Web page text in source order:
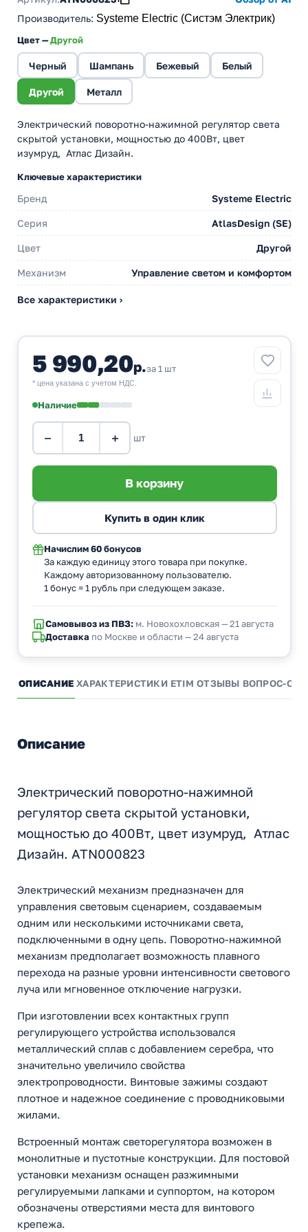
Производитель: Systeme Electric (Систэм Электрик)
Цвет —Другой
Черный Шампань Бежевый Белый
Другой Металл
Электрический поворотно-нажимной регулятор света
скрытой установки, мощностью до 400Вт, цвет
изумруд, Атлас Дизайн.
Ключевые характеристики
Бренд Systeme Electric
Серия AtlasDesign (SE)
Цвет Другой
Механизм Управление светом и комфортом
Все характеристики ›
5 990,20р.за 1 шт
* цена указана с учетом НДС.
Наличие
− + шт
Начислим 60 бонусов
За каждую единицу этого товара при покупке.
Каждому авторизованному пользователю.
1 бонус = 1 рубль при следующем заказе.
Самовывоз из ПВЗ:м. Новохохловская — 21 августа
Доставка по Москве и области — 24 августа
ОПИСАНИЕ ХАРАКТЕРИСТИКИ ETIM ОТЗЫВЫ ВОПРОС-
Описание
Электрический поворотно-нажимной
регулятор света скрытой установки,
мощностью до 400Вт, цвет изумруд, Атлас
Дизайн. ATN000823
Электрический механизм предназначен для
управления световым сценарием, создаваемым
одним или несколькими источниками света,
подключенными в одну цепь. Поворотно-нажимной
механизм предполагает возможность плавного
перехода на разные уровни интенсивности светового
луча или мгновенное отключение нагрузки.
При изготовлении всех контактных групп
регулирующего устройства использовался
металлический сплав с добавлением серебра, что
значительно увеличило свойства
электропроводности. Винтовые зажимы создают
плотное и надежное соединение с проводниковыми
жилами.
Встроенный монтаж светорегулятора возможен в
монолитные и пустотные конструкции. Для постовой
установки механизм оснащен разжимными
регулируемыми лапками и суппортом, на котором
обозначены отверстиями места для винтового
крепежа.